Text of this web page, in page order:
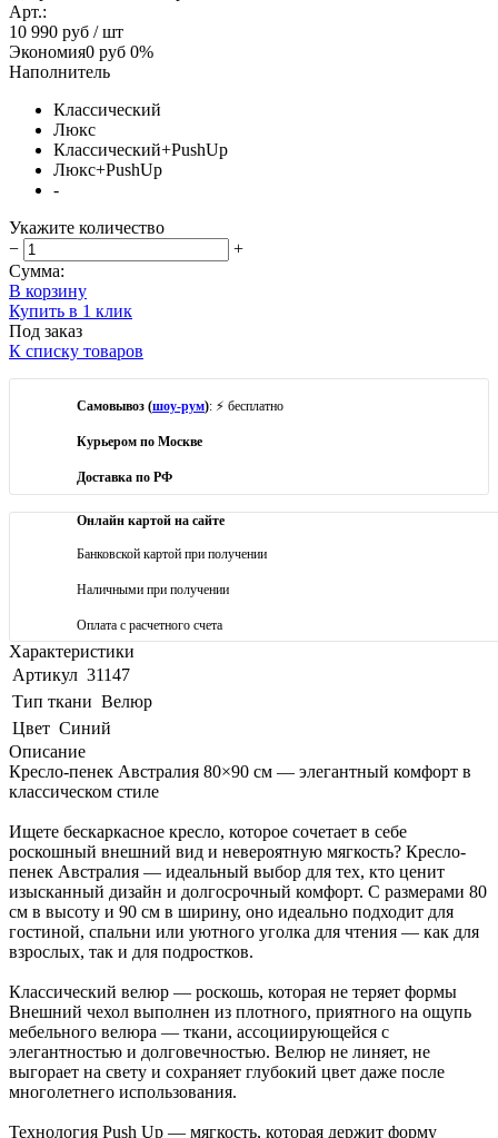
Арт.:
10 990 руб / шт
Экономия0 руб 0%
Наполнитель
Классический
Люкс
Классический+PushUp
Люкс+PushUp
-
Укажите количество
−
+
Сумма:
В корзину
Купить в 1 клик
Под заказ
К списку товаров
Самовывоз (шоу-рум): ⚡ бесплатно
Курьером по Москве
Доставка по РФ
Онлайн картой на сайте
Банковской картой при получении
Наличными при получении
Оплата с расчетного счета
Характеристики
Артикул 31147
Тип ткани Велюр
Цвет Синий
Описание
Кресло-пенек Австралия 80×90 см — элегантный комфорт в
классическом стиле
Ищете бескаркасное кресло, которое сочетает в себе
роскошный внешний вид и невероятную мягкость? Кресло-
пенек Австралия — идеальный выбор для тех, кто ценит
изысканный дизайн и долгосрочный комфорт. С размерами 80
см в высоту и 90 см в ширину, оно идеально подходит для
гостиной, спальни или уютного уголка для чтения — как для
взрослых, так и для подростков.
Классический велюр — роскошь, которая не теряет формы
Внешний чехол выполнен из плотного, приятного на ощупь
мебельного велюра — ткани, ассоциирующейся с
элегантностью и долговечностью. Велюр не линяет, не
выгорает на свету и сохраняет глубокий цвет даже после
многолетнего использования.
Технология Push Up — мягкость, которая держит форму